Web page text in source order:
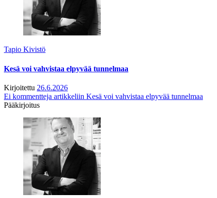
Tapio Kivistö
Kesä voi vahvistaa elpyvää tunnelmaa
Kirjoitettu 26.6.2026
Ei kommentteja artikkeliin Kesä voi vahvistaa elpyvää tunnelmaa
Pääkirjoitus